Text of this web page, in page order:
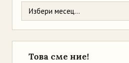
Това сме ние!